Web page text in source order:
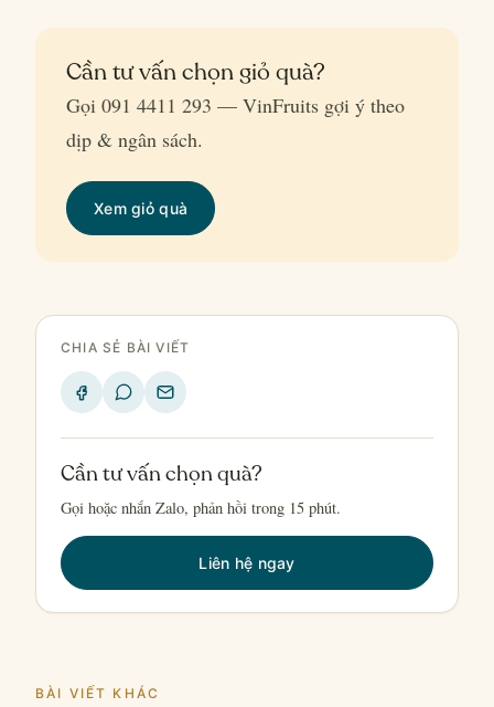
Cần tư vấn chọn giỏ quà?
Gọi 091 4411 293 — VinFruits gợi ý theo
dịp & ngân sách.
Xem giỏ quà
CHIA SẺ BÀI VIẾT
Cần tư vấn chọn quà?
Gọi hoặc nhắn Zalo, phản hồi trong 15 phút.
Liên hệ ngay
BÀI VIẾT KHÁC